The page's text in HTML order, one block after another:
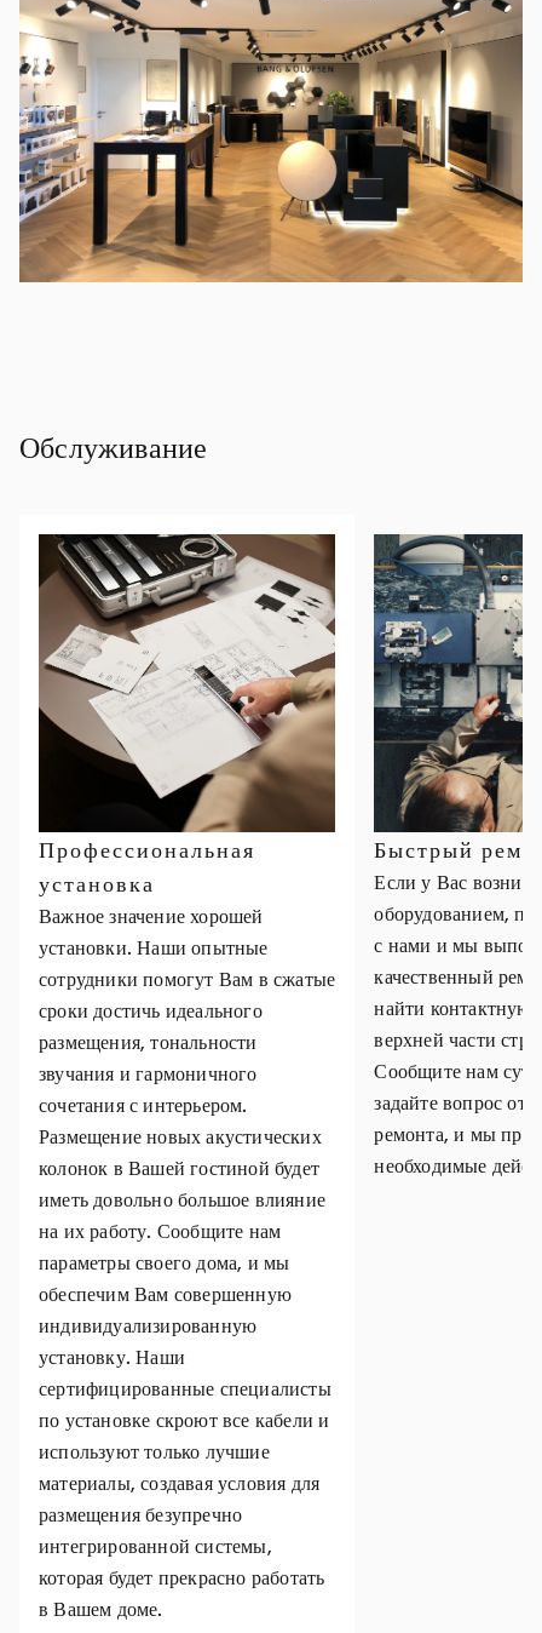
Обслуживание
Профессиональная
установка
Важное значение хорошей
установки. Наши опытные
сотрудники помогут Вам в сжатые
сроки достичь идеального
размещения, тональности
звучания и гармоничного
сочетания с интерьером.
Размещение новых акустических
колонок в Вашей гостиной будет
иметь довольно большое влияние
на их работу. Сообщите нам
параметры своего дома, и мы
обеспечим Вам совершенную
индивидуализированную
установку. Наши
сертифицированные специалисты
по установке скроют все кабели и
используют только лучшие
материалы, создавая условия для
размещения безупречно
интегрированной системы,
которая будет прекрасно работать
в Вашем доме.
Быстрый
Если у Вас
оборудованием,
с нами и мы
качественный
найти
верхней части
Сообщите нам
задайте вопрос
ремонта, и мы
необходимые